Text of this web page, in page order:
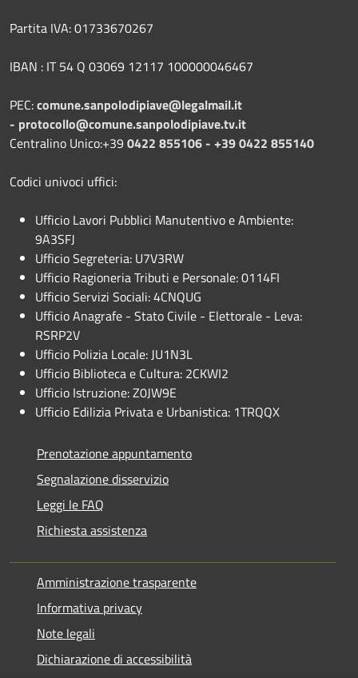
Partita IVA: 01733670267
IBAN : IT 54 Q 03069 12117 100000046467
PEC:comune.sanpolodipiave@legalmail.it
- protocollo@comune.sanpolodipiave.tv.it
Centralino Unico:+39 0422 855106 - +39 0422 855140
Codici univoci uffici:
Ufficio Lavori Pubblici Manutentivo e Ambiente:
9A3SFJ
Ufficio Segreteria: U7V3RW
Ufficio Ragioneria Tributi e Personale: 0114FI
Ufficio Servizi Sociali: 4CNQUG
Ufficio Anagrafe - Stato Civile - Elettorale - Leva:
RSRP2V
Ufficio Polizia Locale: JU1N3L
Ufficio Biblioteca e Cultura: 2CKWI2
Ufficio Istruzione: Z0JW9E
Ufficio Edilizia Privata e Urbanistica: 1TRQQX
Prenotazione appuntamento
Segnalazione disservizio
Leggi le FAQ
Richiesta assistenza
Amministrazione trasparente
Informativa privacy
Note legali
Dichiarazione di accessibilità